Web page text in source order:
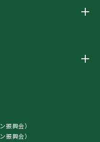
振興会）
振興会）